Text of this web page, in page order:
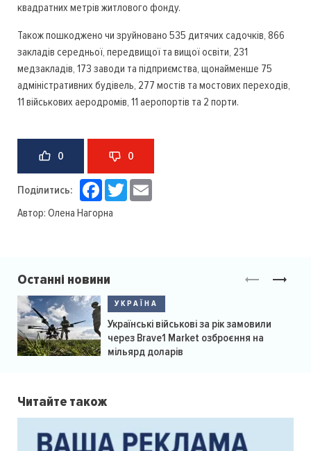
квадратних метрів житлового фонду.
Також пошкоджено чи зруйновано 535 дитячих садочків, 866
закладів середньої, передвищої та вищої освіти, 231
медзакладів, 173 заводи та підприємства, щонайменше 75
адміністративних будівель, 277 мостів та мостових переходів,
11 військових аеродромів, 11 аеропортів та 2 порти.
0 0
Поділитись: Facebook
Twitter
Автор: Олена Нагорна
Останні новини
УКРАЇНА
Українські військові за рік замовили
через Brave1 Market озброєння на
мільярд доларів
Читайте також